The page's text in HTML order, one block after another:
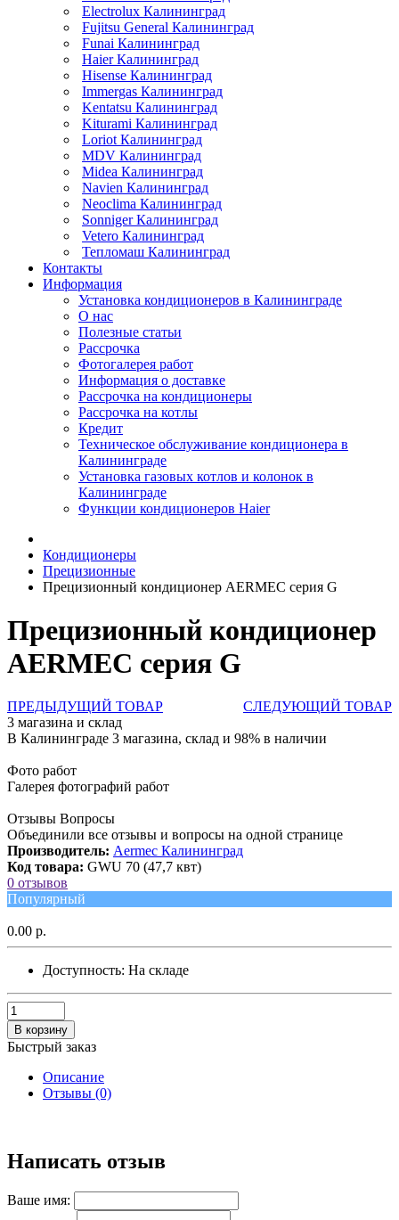
Electrolux Калининград
Fujitsu General Калининград
Funai Калининград
Haier Калининград
Hisense Калининград
Immergas Калининград
Kentatsu Калининград
Kiturami Калининград
Loriot Калининград
MDV Калининград
Midea Калининград
Navien Калининград
Neoclima Калининград
Sonniger Калининград
Vetero Калининград
Тепломаш Калининград
Контакты
Информация
Установка кондиционеров в Калининграде
О нас
Полезные статьи
Рассрочка
Фотогалерея работ
Информация о доставке
Рассрочка на кондиционеры
Рассрочка на котлы
Кредит
Техническое обслуживание кондиционера в
Калининграде
Установка газовых котлов и колонок в
Калининграде
Функции кондиционеров Haier
Кондиционеры
Прецизионные
Прецизионный кондиционер AERMEC серия G
Прецизионный кондиционер
AERMEC серия G
ПРЕДЫДУЩИЙ ТОВАР
СЛЕДУЮЩИЙ ТОВАР
3 магазина и склад
В Калининграде 3 магазина, склад и 98% в наличии
Фото работ
Галерея фотографий работ
Отзывы Вопросы
Объединили все отзывы и вопросы на одной странице
Производитель: Aermec Калининград
Код товара: GWU 70 (47,7 квт)
0 отзывов
Популярный
0.00 р.
Доступность: На складе
В корзину
Быстрый заказ
Описание
Отзывы (0)
Написать отзыв
Ваше имя: